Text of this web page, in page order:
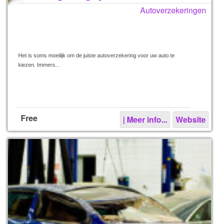
Autoverzekeringen
Het is soms moeilijk om de juiste autoverzekering voor uw auto te
kiezen. Immers...
Free Website
| Meer info...